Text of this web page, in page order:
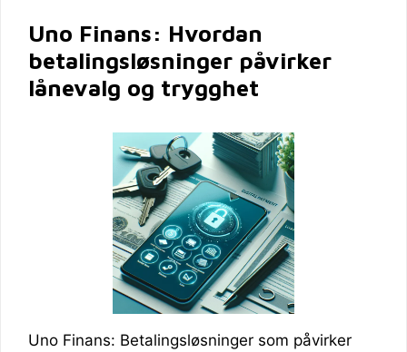
Uno Finans: Hvordan
betalingsløsninger påvirker
lånevalg og trygghet
Uno Finans: Betalingsløsninger som påvirker